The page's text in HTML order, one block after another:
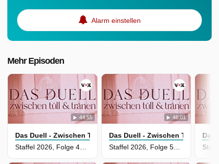
Alarm einstellen
Mehr Episoden
44:55
Das Duell - Zwischen Tüll Und Tränen
Staffel 2026, Folge 42 - Maritta vs. Manuela
46:01
Das Duell - Zwischen Tüll Und
Staffel 2026, Folge 53 - Jana Schmitter vs. Aylin Jakob
Das